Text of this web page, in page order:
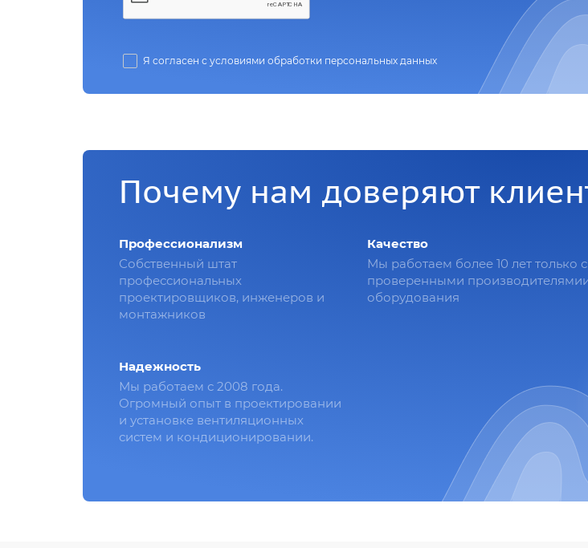
Я согласен с условиями обработки персональных данных
Почему нам доверяют
Профессионализм
Собственный штат
профессиональных
проектировщиков, инженеров и
монтажников
Качество
Мы работаем более 10 лет только с
проверенными
оборудования
Надежность
Мы работаем с 2008 года.
Огромный опыт в проектировании
и установке вентиляционных
систем и кондиционировании.